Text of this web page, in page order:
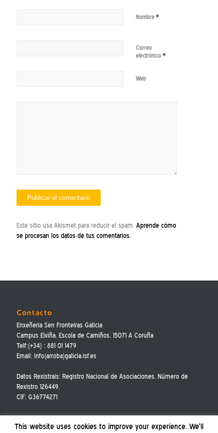
Nombre *
Correo
electrónico *
Web
Este sitio usa Akismet para reducir el spam. Aprende cómo
se procesan los datos de tus comentarios.
Contacto
Enxeñeria Sen Fronteiras Galicia
Campus Elviña. Escola de Camiños. 15071 A Coruña
Telf:(+34) : 881 01 1479
Email: info(arroba)galicia.isf.es
Datos Rexistrais: Registro Nacional de Asociaciones, Número de
Rexistro 126449.
CIF: G36774271
This website uses cookies to improve your experience. We'll